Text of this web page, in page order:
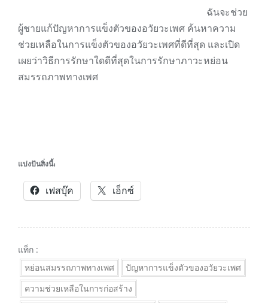
ฉันจะช่วย
ผู้ชายแก้ปัญหาการแข็งตัวของอวัยวะเพศ ค้นหาความ
ช่วยเหลือในการแข็งตัวของอวัยวะเพศที่ดีที่สุด และเปิด
เผยว่าวิธีการรักษาใดดีที่สุดในการรักษาภาวะหย่อน
สมรรถภาพทางเพศ
แบ่งปันสิ่งนี้:
เฟสบุ๊ค เอ็กซ์
แท็ก :
หย่อนสมรรถภาพทางเพศ
ปัญหาการแข็งตัวของอวัยวะเพศ
ความช่วยเหลือในการก่อสร้าง